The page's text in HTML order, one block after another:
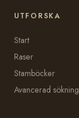
UTFORSKA
Start
Raser
Stamböcker
Avancerad sökning